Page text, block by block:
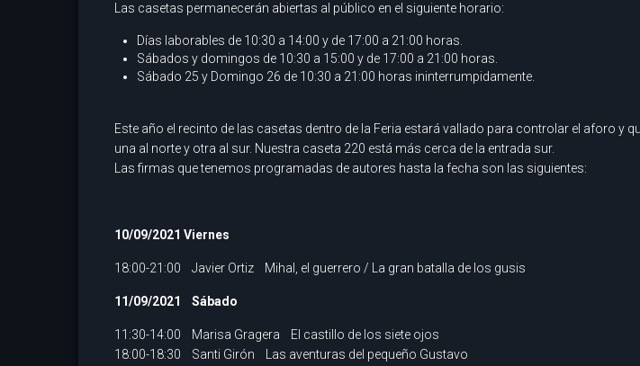
Las casetas permanecerán abiertas al público en el siguiente horario:
Días laborables de 10:30 a 14:00 y de 17:00 a 21:00 horas.
Sábados y domingos de 10:30 a 15:00 y de 17:00 a 21:00 horas.
Sábado 25 y Domingo 26 de 10:30 a 21:00 horas ininterrumpidamente.
Este año el recinto de las casetas dentro de la Feria estará vallado para controlar el aforo
una al norte y otra al sur. Nuestra caseta 220 está más cerca de la entrada sur.
Las firmas que tenemos programadas de autores hasta la fecha son las siguientes:
10/09/2021 Viernes
18:00-21:00 Javier Ortiz Mihal, el guerrero / La gran batalla de los gusis
11/09/2021 Sábado
11:30-14:00 Marisa Gragera El castillo de los siete ojos
18:00-18:30 Santi Girón Las aventuras del pequeño Gustavo